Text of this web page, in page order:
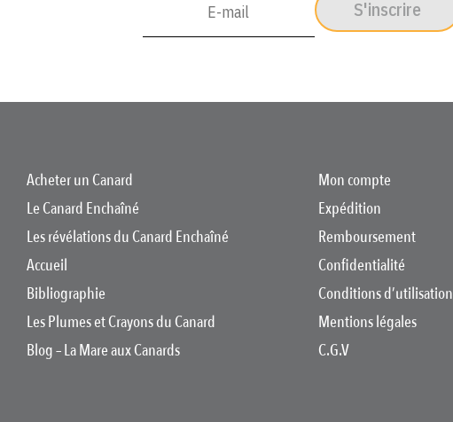
S'inscrire
Acheter un Canard
Le Canard Enchaîné
Les révélations du Canard Enchaîné
Accueil
Bibliographie
Les Plumes et Crayons du Canard
Blog – La Mare aux Canards
Mon compte
Expédition
Remboursement
Confidentialité
Conditions d’utilisation
Mentions légales
C.G.V